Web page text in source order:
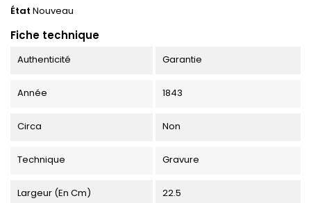
État Nouveau
Fiche technique
Authenticité Garantie
Année 1843
Circa Non
Technique Gravure
Largeur (en Cm) 22.5